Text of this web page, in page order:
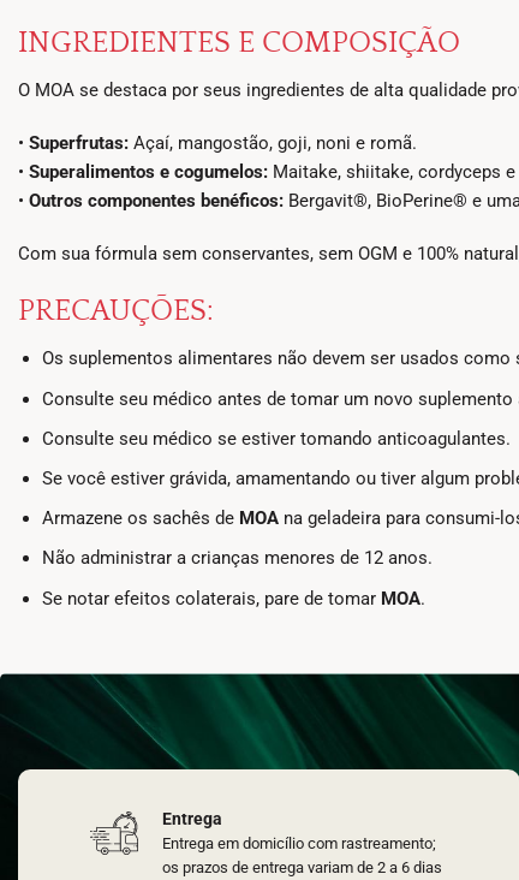
INGREDIENTES E COMPOSIÇÃO
O MOA se destaca por seus ingredientes de alta qualidade
• Superfrutas: Açaí, mangostão, goji, noni e romã.
• Superalimentos e cogumelos: Maitake, shiitake, cordyceps e
• Outros componentes benéficos: Bergavit®, BioPerine® e
Com sua fórmula sem conservantes, sem OGM e 100%
PRECAUÇÕES:
Os suplementos alimentares não devem ser usados
Consulte seu médico antes de tomar um novo
Consulte seu médico se estiver tomando anticoagulantes.
Se você estiver grávida, amamentando ou tiver algum
Armazene os sachês de MOAna geladeira para consumi-
Não administrar a crianças menores de 12 anos.
Se notar efeitos colaterais, pare de tomar MOA.
Entrega
Entrega em domicílio com rastreamento;
os prazos de entrega variam de 2 a 6 dias